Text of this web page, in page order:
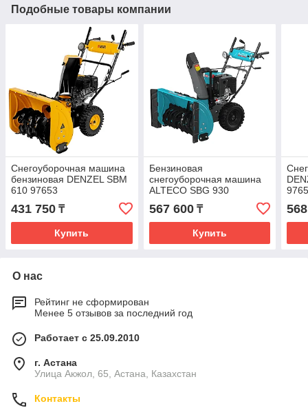
Подобные товары компании
Снегоуборочная машина
бензиновая DENZEL SBM
610 97653
431 750 ₸
Купить
Бензиновая
снегоуборочная машина
ALTECO SBG 930
567 600₸
Купить
О нас
Рейтинг не сформирован
Менее 5 отзывов за последний год
Работает с 25.09.2010
г. Астана
Улица Акжол, 65, Астана, Казахстан
Контакты